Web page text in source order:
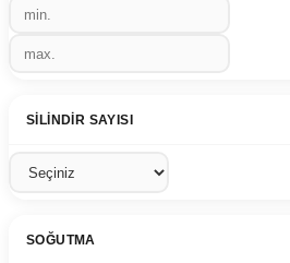
SILINDIR SAYISI
SOĞUTMA